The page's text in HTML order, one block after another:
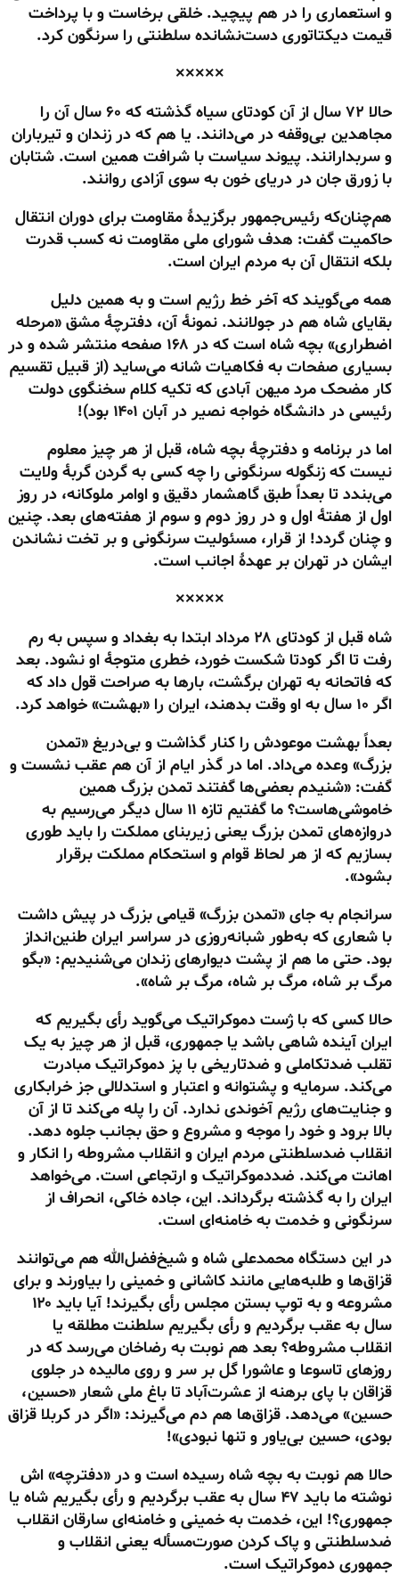
و استعماری را در هم پیچید. خلقی برخاست و با پرداخت
قیمت دیکتاتوری دست‌نشانده سلطنتی را سرنگون کرد.
×××××
حالا ۷۲ سال از آن کودتای سیاه گذشته که ۶۰ سال آن را
مجاهدین بی‌وقفه در می‌دانند. یا هم که در زندان و تیرباران
و سربدارانند. پیوند سیاست با شرافت همین است. شتابان
با زورق جان در دریای خون به سوی آزادی روانند.
هم‌چنان‌که رئیس‌جمهور برگزیدهٔ مقاومت برای دوران انتقال
حاکمیت گفت: هدف شورای ملی مقاومت نه کسب قدرت
بلکه انتقال آن به مردم ایران است.
همه می‌گویند که آخر خط رژیم است و به همین دلیل
بقایای شاه هم در جولانند. نمونهٔ آن، دفترچهٔ مشق «مرحله
اضطراری» بچه شاه است که در ۱۶۸ صفحه منتشر شده و در
بسیاری صفحات به فکاهیات شانه می‌ساید (از قبیل تقسیم
کار مضحک مرد میهن آبادی که تکیه کلام سخنگوی دولت
رئیسی در دانشگاه خواجه نصیر در آبان ۱۴۰۱ بود)!
اما در برنامه و دفترچهٔ بچه شاه، قبل از هر چیز معلوم
نیست که زنگوله سرنگونی را چه کسی به گردن گربهٔ ولایت
می‌بندد تا بعداً طبق گاهشمار دقیق و اوامر ملوکانه، در روز
اول از هفتهٔ اول و در روز دوم و سوم از هفته‌های بعد. چنین
و چنان گردد! از قرار، مسئولیت سرنگونی و بر تخت نشاندن
ایشان در تهران بر عهدهٔ اجانب است.
×××××
شاه قبل از کودتای ۲۸ مرداد ابتدا به بغداد و سپس به رم
رفت تا اگر کودتا شکست خورد، خطری متوجهٔ او نشود. بعد
که فاتحانه به تهران برگشت، بارها به صراحت قول داد که
اگر ۱۰ سال به او وقت بدهند، ایران را «بهشت» خواهد کرد.
بعداً بهشت موعودش را کنار گذاشت و بی‌دریغ «تمدن
بزرگ» وعده می‌داد. اما در گذر ایام از آن هم عقب نشست و
گفت: «شنیدم بعضی‌ها گفتند تمدن بزرگ همین
خاموشی‌هاست؟ ما گفتیم تازه ۱۱ سال دیگر می‌رسیم به
دروازه‌های تمدن بزرگ یعنی زیربنای مملکت را باید طوری
بسازیم که از هر لحاظ قوام و استحکام مملکت برقرار
بشود».
سرانجام به جای «تمدن بزرگ» قیامی بزرگ در پیش داشت
با شعاری که به‌طور شبانه‌روزی در سراسر ایران طنین‌انداز
بود. حتی ما هم از پشت دیوارهای زندان می‌شنیدیم: «بگو
مرگ بر شاه، مرگ بر شاه، مرگ بر شاه».
حالا کسی که با ژست دموکراتیک می‌گوید رأی بگیریم که
ایران آینده شاهی باشد یا جمهوری، قبل از هر چیز به یک
تقلب ضدتکاملی و ضدتاریخی با پز دموکراتیک مبادرت
می‌کند. سرمایه و پشتوانه و اعتبار و استدلالی جز خرابکاری
و جنایت‌های رژیم آخوندی ندارد. آن را پله می‌کند تا از آن
بالا برود و خود را موجه و مشروع و حق بجانب جلوه دهد.
انقلاب ضدسلطنتی مردم ایران و انقلاب مشروطه را انکار و
اهانت می‌کند. ضددموکراتیک و ارتجاعی است. می‌خواهد
ایران را به گذشته برگرداند. این، جاده خاکی، انحراف از
سرنگونی و خدمت به خامنه‌ای است.
در این دستگاه محمدعلی شاه و شیخ‌فضل‌الله هم می‌توانند
قزاق‌ها و طلبه‌هایی مانند کاشانی و خمینی را بیاورند و برای
مشروعه و به توپ بستن مجلس رأی بگیرند! آیا باید ۱۲۰
سال به عقب برگردیم و رأی بگیریم سلطنت مطلقه یا
انقلاب مشروطه؟ بعد هم نوبت به رضاخان می‌رسد که در
روزهای تاسوعا و عاشورا گل بر سر و روی مالیده در جلوی
قزاقان با پای برهنه از عشرت‌آباد تا باغ ملی شعار «حسین،
حسین» می‌دهد. قزاق‌ها هم دم می‌گیرند: «اگر در کربلا قزاق
بودی، حسین بی‌یاور و تنها نبودی»!
حالا هم نوبت به بچه شاه رسیده است و در «دفترچه‌» اش
نوشته ما باید ۴۷ سال به عقب برگردیم و رأی بگیریم شاه یا
جمهوری؟! این، خدمت به خمینی و خامنه‌ای سارقان انقلاب
ضدسلطنتی و پاک کردن صورت‌مسأله یعنی انقلاب و
جمهوری دموکراتیک است.